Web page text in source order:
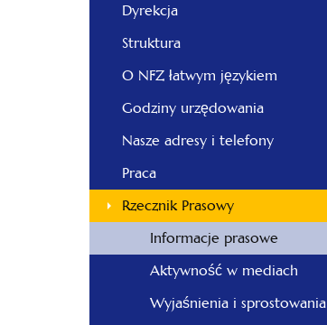
Dyrekcja
Struktura
O NFZ łatwym językiem
Godziny urzędowania
Nasze adresy i telefony
Praca
Rzecznik Prasowy
Informacje prasowe
Aktywność w mediach
Wyjaśnienia i sprostowania